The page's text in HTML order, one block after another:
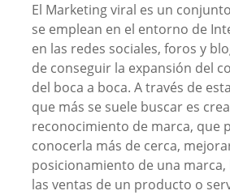
El Marketing viral es un
se emplean en el entorno de
en las redes sociales, foros y
de conseguir la expansión del
del boca a boca. A través de
que más se suele buscar es
reconocimiento de marca, que
conocerla más de cerca,
posicionamiento de una
las ventas de un producto o